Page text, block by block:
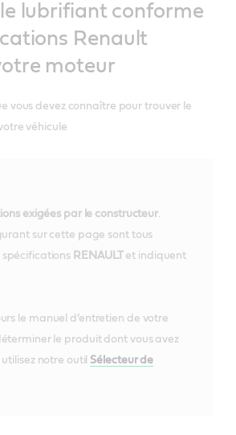
le lubrifiant conforme
Renault
moteur
vous devez connaître pour trouver le
véhicule
exigées par le constructeur.
sur cette page sont tous
RENAULT et indiquent
le manuel d’entretien de votre
le produit dont vous avez
notre outil Sélecteur de